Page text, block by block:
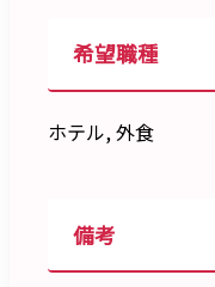
希望職種
ホテル, 外食
備考